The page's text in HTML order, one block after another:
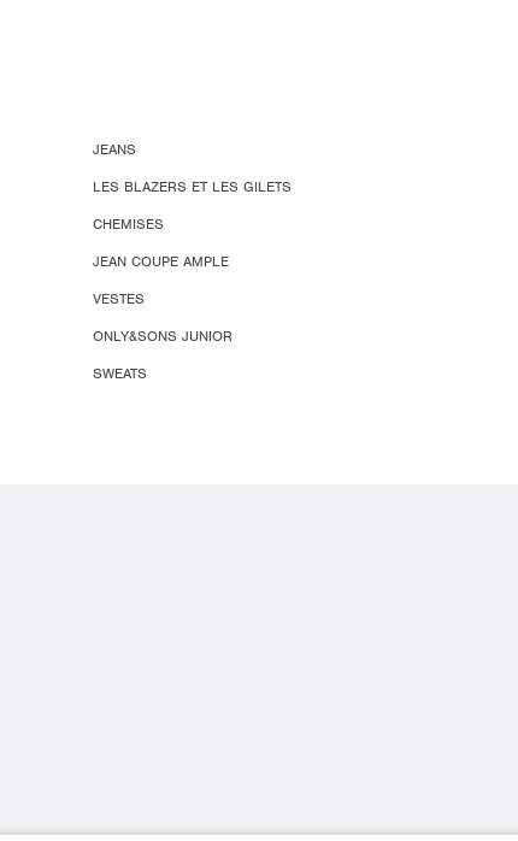
JEANS
LES BLAZERS ET LES GILETS
CHEMISES
JEAN COUPE AMPLE
VESTES
ONLY&SONS JUNIOR
SWEATS